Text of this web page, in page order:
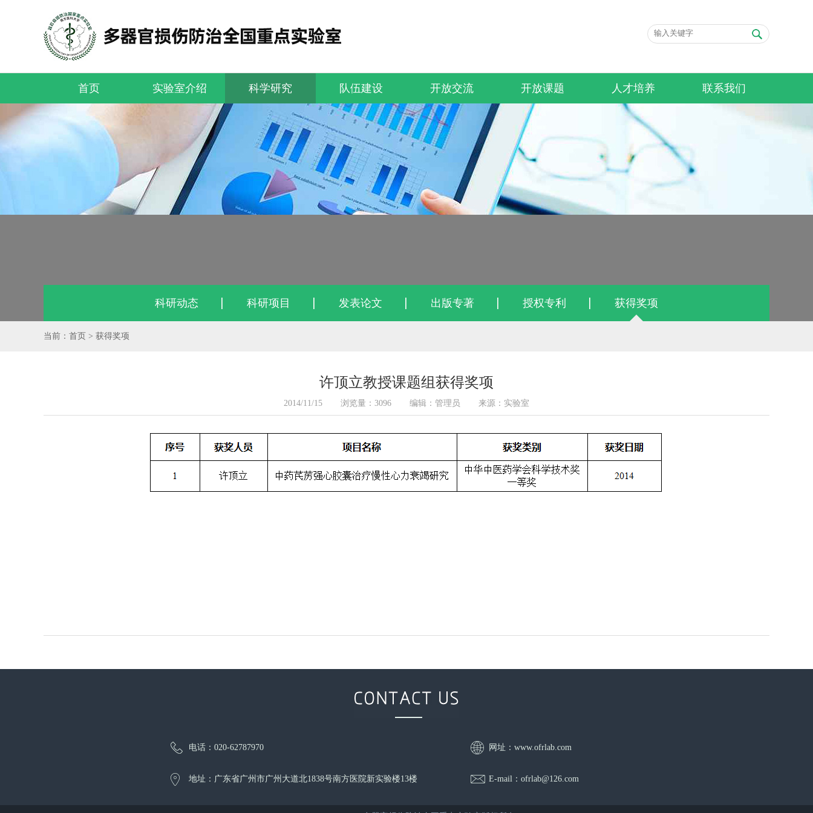
首页 实验室介绍 科学研究 队伍建设 开放交流 开放课题 人才培养 联系我们
当前：首页 > 获得奖项
科研动态 科研项目 发表论文 出版专著 授权专利 获得奖项
许顶立教授课题组获得奖项
2014/11/15 浏览量：3096 编辑：管理员 来源：实验室
电话：020-62787970 网址：www.ofrlab.com
地址：广东省广州市广州大道北1838号南方医院新实验楼13楼 E-mail：ofrlab@126.com